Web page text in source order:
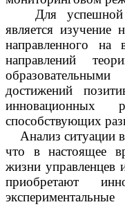
Для успешной
является изучение
направленного на
направлений
достижений
инновационных
способствующих
Анализ ситуации в
что в настоящее
жизни управленцев
приобретают